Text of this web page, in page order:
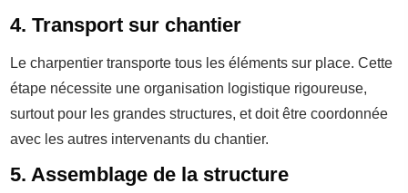
4. Transport sur chantier
Le charpentier transporte tous les éléments sur place. Cette
étape nécessite une organisation logistique rigoureuse,
surtout pour les grandes structures, et doit être coordonnée
avec les autres intervenants du chantier.
5. Assemblage de la structure